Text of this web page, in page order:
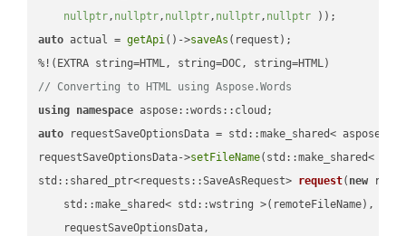
nullptr, nullptr, nullptr, nullptr, nullptr ))
auto actual = getApi()->saveAs (request);
// Converting to HTML using Aspose.Words
using namespace
auto requestSaveOptionsData = std::make_shared<
requestSaveOptionsData->setFileName(std::make_shared<
std::shared_ptr<requests::SaveAsRequest> request( new
    std::make_shared< std::wstring >(remoteFileName),
    requestSaveOptionsData,